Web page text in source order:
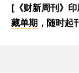
[《财新周刊》印
藏单期 ，随时起